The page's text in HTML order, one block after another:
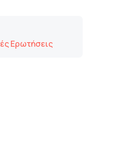
Ερωτήσεις